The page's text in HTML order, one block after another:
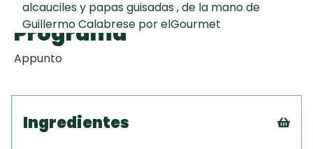
alcauciles y papas guisadas , de la mano de
Guillermo Calabrese por elGourmet
Programa
Appunto
Ingredientes